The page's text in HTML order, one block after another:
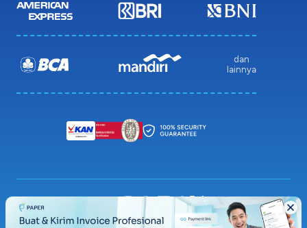
dan
lainnya
Terms & Condition